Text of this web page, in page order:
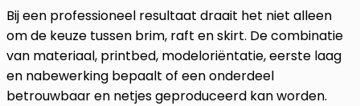
Bij een professioneel resultaat draait het niet alleen
om de keuze tussen brim, raft en skirt. De combinatie
van materiaal, printbed, modeloriëntatie, eerste laag
en nabewerking bepaalt of een onderdeel
betrouwbaar en netjes geproduceerd kan worden.